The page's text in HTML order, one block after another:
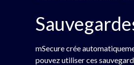
mSecure crée
pouvez utiliser ces